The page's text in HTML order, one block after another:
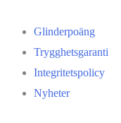
Glinderpoäng
Trygghetsgaranti
Integritetspolicy
Nyheter